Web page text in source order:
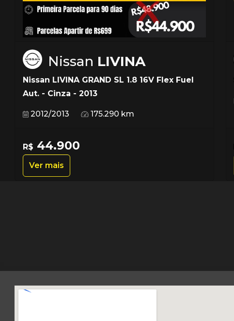
Nissan LIVINA
Nissan LIVINA GRAND SL 1.8 16V Flex Fuel
Aut. - Cinza - 2013
2012/2013 175.290 km
R$ 44.900
Ver mais